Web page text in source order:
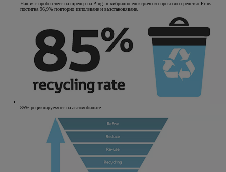
Нашият пробен тест на шредер на Plug-in хибридно електрическо превозно средство Prius
постигна 96,9% повторно използване и възстановяване.
85% рециклируемост на автомобилите